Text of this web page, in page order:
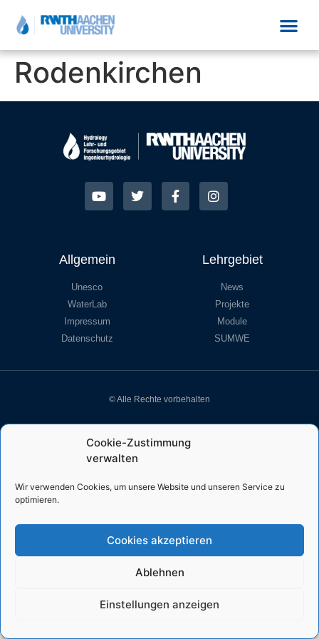
Cookie-Zustimmung
verwalten
Wir verwenden Cookies, um unsere Website und unseren Service zu
optimieren.
Cookies akzeptieren
Ablehnen
Einstellungen anzeigen
Rodenkirchen
Allgemein
Unesco
WaterLab
Impressum
Datenschutz
Lehrgebiet
News
Projekte
Module
SUMWE
© Alle Rechte vorbehalten